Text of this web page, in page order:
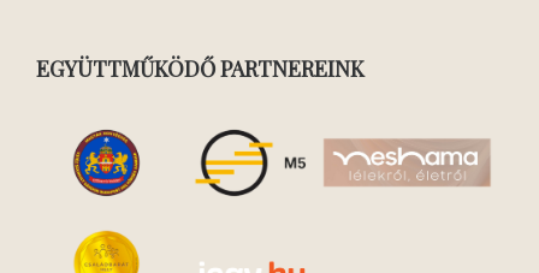
EGYÜTTMŰKÖDŐ PARTNEREINK